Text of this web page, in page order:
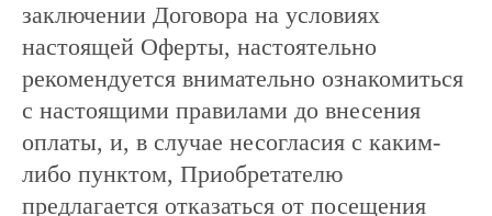
заключении Договора на условиях
настоящей Оферты, настоятельно
рекомендуется внимательно ознакомиться
с настоящими правилами до внесения
оплаты, и, в случае несогласия с каким-
либо пунктом, Приобретателю
предлагается отказаться от посещения